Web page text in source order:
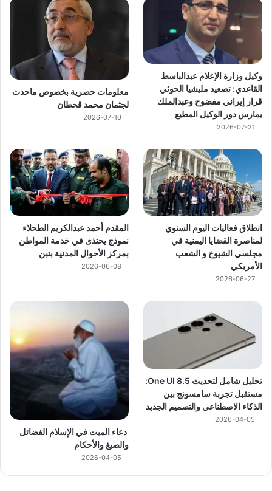
وكيل وزارة الإعلام عبدالباسط
القاعدي: تصعيد مليشيا الحوثي
قرار إيراني مفضوح وعبدالملك
يمارس دور الوكيل المطيع
2026-07-21
معلومات حصرية بخصوص ماحدث
لجثمان محمد قحطان
2026-07-10
انطلاق فعاليات اليوم السنوي
لمناصرة القضايا اليمنية في
مجلسي الشيوخ و الشعب
الأمريكي
2026-06-27
المقدم أحمد عبدالكريم الطحلاء
نموذج يحتذى في خدمة المواطن
بمركز الأحوال المدنية بتبن
2026-06-08
تحليل شامل لتحديث One UI 8.5:
مستقبل تجربة سامسونج بين
الذكاء الاصطناعي والتصميم الجديد
2026-04-05
دعاء الميت في الإسلام الفضائل
والصيغ والأحكام
2026-04-05